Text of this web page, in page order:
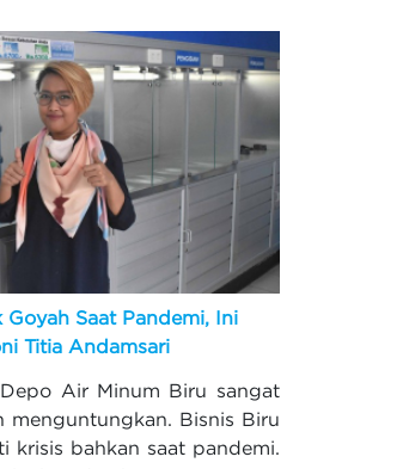
Goyah Saat Pandemi, Ini
Titia Andamsari
Air Minum Biru sangat
menguntungkan. Bisnis Biru
krisis bahkan saat pandemi.